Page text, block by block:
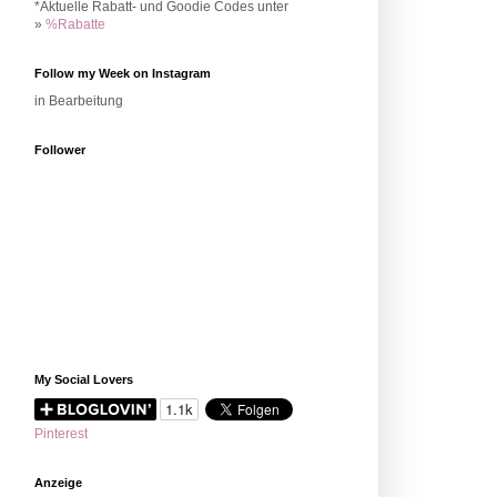
*Aktuelle Rabatt- und Goodie Codes unter
» %Rabatte
Follow my Week on Instagram
in Bearbeitung
Follower
My Social Lovers
Pinterest
Anzeige